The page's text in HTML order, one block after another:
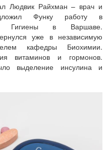
Людвик Райхман – врач и
Функу работу в
Гигиены в Варшаве.
уже в независимую
кафедры Биохимии.
витаминов и гормонов.
выделение инсулина и